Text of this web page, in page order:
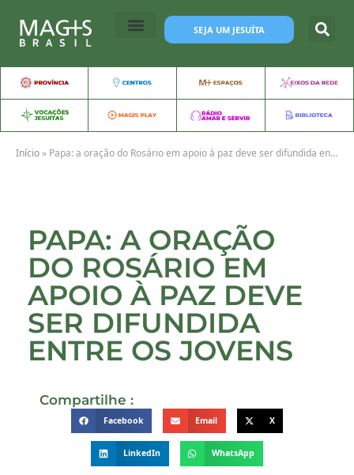
SEJA UM JESUÍTA
Início » Papa: a oração do Rosário em apoio à paz deve ser difundida entre os jovens
PAPA: A ORAÇÃO
DO ROSÁRIO EM
APOIO À PAZ DEVE
SER DIFUNDIDA
ENTRE OS JOVENS
Compartilhe :
Facebook Email X
LinkedIn WhatsApp